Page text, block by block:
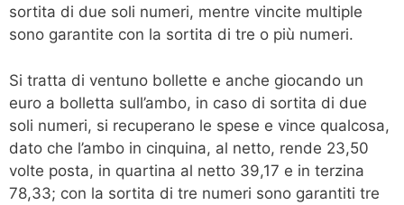
sortita di due soli numeri, mentre vincite multiple
sono garantite con la sortita di tre o più numeri.
Si tratta di ventuno bollette e anche giocando un
euro a bolletta sull’ambo, in caso di sortita di due
soli numeri, si recuperano le spese e vince qualcosa,
dato che l’ambo in cinquina, al netto, rende 23,50
volte posta, in quartina al netto 39,17 e in terzina
78,33; con la sortita di tre numeri sono garantiti tre